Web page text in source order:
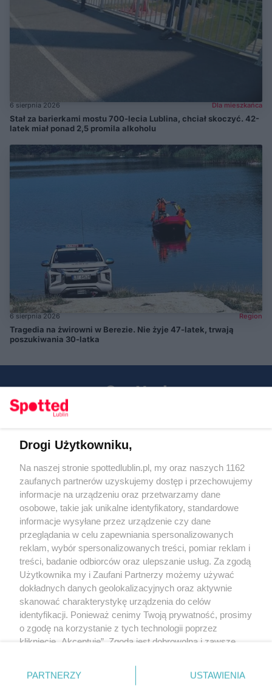
6 sierpnia 2026 Dla mieszkańca
Stał za barierkami mostu 700-lecia Lublina, chciał skoczyć. 42-
latek miał ponad 2,5 promila alkoholu
6 sierpnia 2026 Region
Tragedia na żwirowni w Berezie. Nie żyje 47-latek, trwają
poszukiwania 30-latka
KATEGORIE
OGŁOSZENIA
WYDARZENIA
NA SKRÓTY
Regulamin
Polityka prywatności
RODO
Warunki korzystania z treści
Drogi Użytkowniku,
Na naszej stronie spottedlublin.pl, my oraz naszych 1162
zaufanych partnerów uzyskujemy dostęp i przechowujemy
informacje na urządzeniu oraz przetwarzamy dane
osobowe, takie jak unikalne identyfikatory, standardowe
informacje wysyłane przez urządzenie czy dane
przeglądania w celu zapewniania spersonalizowanych
reklam, wybór spersonalizowanych treści, pomiar reklam i
treści, badanie odbiorców oraz ulepszanie usług. Za zgodą
Użytkownika my i Zaufani Partnerzy możemy używać
dokładnych danych geolokalizacyjnych oraz aktywnie
skanować charakterystykę urządzenia do celów
identyfikacji. Ponieważ cenimy Twoją prywatność, prosimy
o zgodę na korzystanie z tych technologii poprzez
kliknięcie „Akceptuję”. Zgoda jest dobrowolna i zawsze
prywatności znajdujący się w lewym dolnym rogu strony
. Niektóre rodzaje przetwarzania danych nie wymagają
PARTNERZY USTAWIENIA